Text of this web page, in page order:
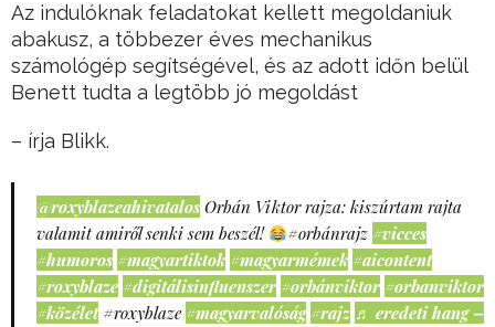
Az indulóknak feladatokat kellett megoldaniuk
abakusz, a többezer éves mechanikus
számológép segítségével, és az adott időn belül
Benett tudta a legtöbb jó megoldást
– írja Blikk.
@roxyblazeahivatalos Orbán Viktor rajza: kiszúrtam rajta
valamit amiről senki sem beszél!
#orbánrajz #vicces
#humoros #magyartiktok #magyarmémek #aicontent
#roxyblaze #digitálisinfluenszer #orbánviktor #orbanviktor
#közélet #roxyblaze #magyarvalóság #rajz ♬ eredeti hang –